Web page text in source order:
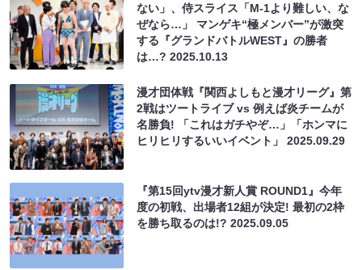
ない」、侍スライス「M-1より難しい、な
ぜなら…」 マンゲキ“極メンバー”が激突
する『グランドバトルWEST』の勝者
は…?2025.10.13
漫才団体戦『関西よしもと漫才リーグ』第
2戦はツートライブ vs 例えば炎チームが
名勝負! 「これはガチやぞ…」「ホンマに
ヒリヒリするいいイベント」2025.09.29
『第15回ytv漫才新人賞 ROUND1』今年
度の初戦、出場者12組が決定! 最初の2枠
を勝ち取るのは!?2025.09.05